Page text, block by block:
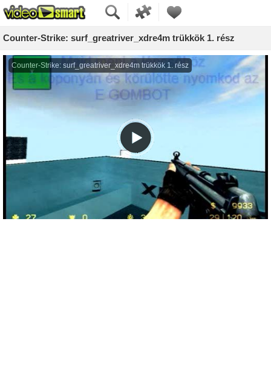
Counter-Strike: surf_greatriver_xdre4m trükkök 1. rész